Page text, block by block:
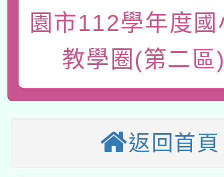
年度健康促進學校輔導
業成長研習」實施計畫
原住民族教育政策研討
轉知教育部國民及學前
新北市政府教育局辦理
師專業成長研習實施
方素養工作坊新北場」
函轉國立臺灣師範大學
族語言臺北學習中心
「族語學習班」招生簡
轉知有關國立成功大學
文教學共融平台-教案
件」活動簡章
教育部國民及學前教育
接種對象擴大為「滿6
接種之民眾」措施，延
業技術研究院辦理「
用水績優單位及節水達
115年8月22日(星期六
園市112學年度
教學圈(第二區
返回首頁